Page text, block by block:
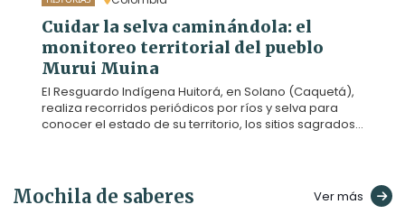
Cuidar la selva caminándola: el
monitoreo territorial del pueblo
Murui Muina
El Resguardo Indígena Huitorá, en Solano (Caquetá),
realiza recorridos periódicos por ríos y selva para
conocer el estado de su territorio, los sitios sagrados
acompañó uno de estos trayectos por el río Orotuya.
Mochila de saberes Ver más